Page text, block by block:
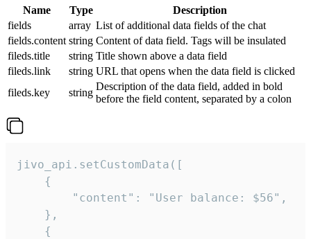
Name Type
Description
fields
array List of additional data fields of the chat
fields.content string Content of data field. Tags will be insulated
fileds.title
string Title shown above a data field
fileds.link
string URL that opens when the data field is clicked
fileds.key
string
Description of the data field, added in bold
before the field content, separated by a colon
jivo_api.setCustomData([
    {
        "content": "User balance: $56",
    },
    {